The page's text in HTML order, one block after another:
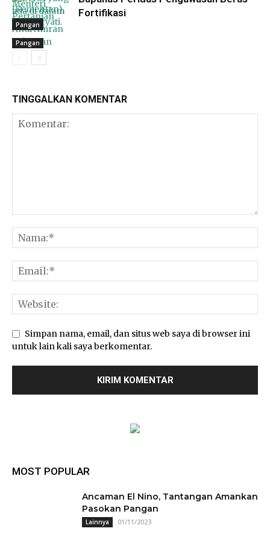
Pangan
Pangan
Pangan
Fortifikasi
TINGGALKAN KOMENTAR
Simpan nama, email, dan situs web saya di browser ini
untuk lain kali saya berkomentar.
MOST POPULAR
Ancaman El Nino, Tantangan Amankan
Pasokan Pangan
Lainnya 01/11/2023